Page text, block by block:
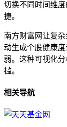
切换不同时间维
捷。
南方财富网让复
动生成个股健康
弱。这种可视化
槛。
相关导航